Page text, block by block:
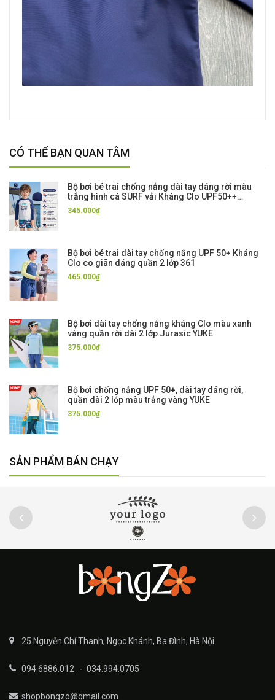
CÓ THỂ BẠN QUAN TÂM
Bộ bơi bé trai chống nắng dài tay dáng rời màu
trắng hình cá SURF vải Kháng Clo UPF50++
Momasong
345.000₫
Bộ bơi bé trai dài tay chống nắng UPF 50+ Kháng
Clo co giãn dáng quần 2 lớp 361
465.000₫
Bộ bơi dài tay chống nắng kháng Clo màu xanh
vàng quần rời dài 2 lớp Jurasic YUKE
375.000₫
Bộ bơi chống nắng UPF 50+, dài tay dáng rời,
quần dài 2 lớp màu trắng vàng YUKE
375.000₫
SẢN PHẨM BÁN CHẠY
25 Nguyễn Chí Thanh, Ngọc Khánh, Ba Đình, Hà Nội
094.6886.012 - 034.994.0705
shopbongzo@gmail.com